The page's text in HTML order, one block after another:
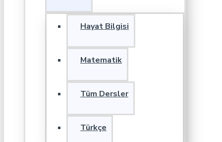
Hayat Bilgisi
Matematik
Tüm Dersler
Türkçe